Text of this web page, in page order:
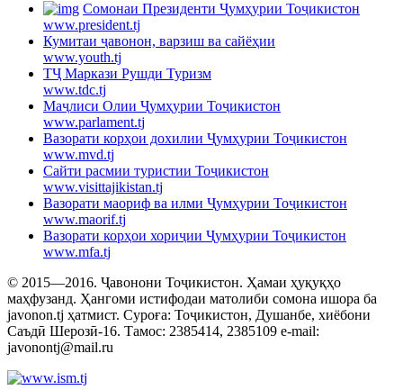
Cомонаи Президенти Ҷумҳурии Тоҷикистон
www.president.tj
Кумитаи ҷавонон, варзиш ва сайёҳии
www.youth.tj
ТҶ Маркази Рушди Туризм
www.tdc.tj
Маҷлиси Олии Ҷумҳурии Тоҷикистон
www.parlament.tj
Вазорати корҳои дохилии Ҷумҳурии Тоҷикистон
www.mvd.tj
Сайти расмии туристии Тоҷикистон
www.visittajikistan.tj
Вазорати маориф ва илми Ҷумҳурии Тоҷикистон
www.maorif.tj
Вазорати корҳои хориҷии Ҷумҳурии Тоҷикистон
www.mfa.tj
© 2015—2016. Ҷавонони Тоҷикистон. Ҳамаи ҳуқуқҳо
маҳфузанд. Ҳангоми истифодаи матолиби сомона ишора ба
javonon.tj ҳатмист. Суроға: Тоҷикистон, Душанбе, хиёбони
Саъдӣ Шерозӣ-16. Тамос: 2385414, 2385109 e-mail:
javonontj@mail.ru